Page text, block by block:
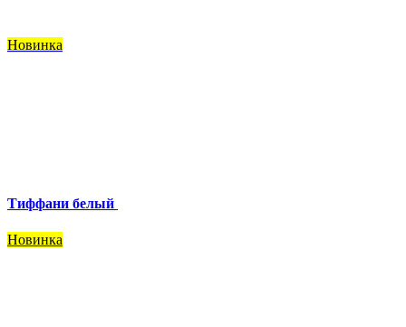
Новинка
Тиффани белый
Новинка